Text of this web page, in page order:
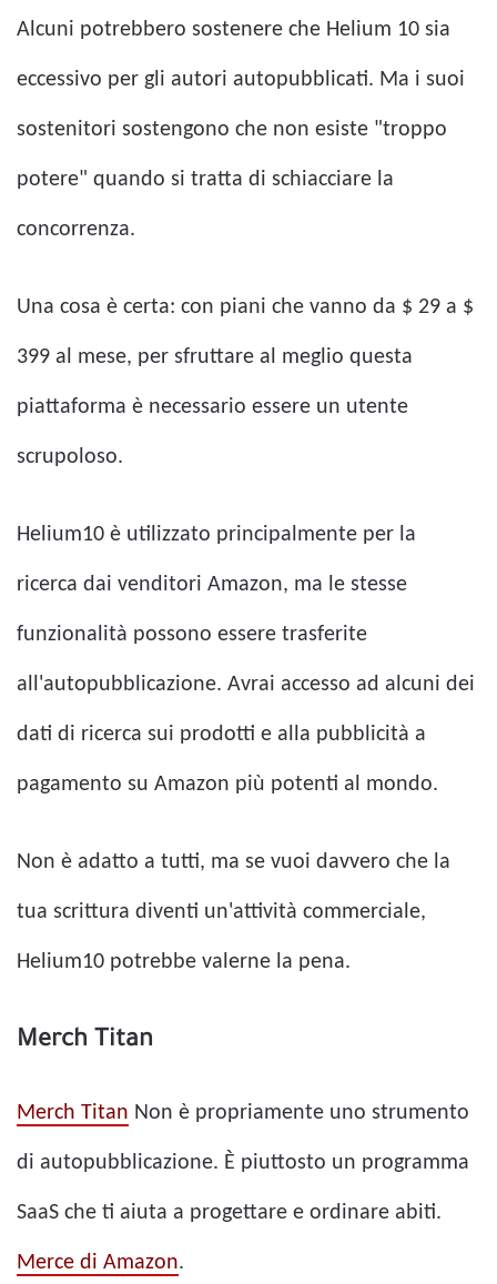
Alcuni potrebbero sostenere che Helium 10 sia
eccessivo per gli autori autopubblicati. Ma i suoi
sostenitori sostengono che non esiste "troppo
potere" quando si tratta di schiacciare la
concorrenza.
Una cosa è certa: con piani che vanno da $ 29 a $
399 al mese, per sfruttare al meglio questa
piattaforma è necessario essere un utente
scrupoloso.
Helium10 è utilizzato principalmente per la
ricerca dai venditori Amazon, ma le stesse
funzionalità possono essere trasferite
all'autopubblicazione. Avrai accesso ad alcuni dei
dati di ricerca sui prodotti e alla pubblicità a
pagamento su Amazon più potenti al mondo.
Non è adatto a tutti, ma se vuoi davvero che la
tua scrittura diventi un'attività commerciale,
Helium10 potrebbe valerne la pena.
Merch Titan
Merch Titan Non è propriamente uno strumento
di autopubblicazione. È piuttosto un programma
SaaS che ti aiuta a progettare e ordinare abiti.
Merce di Amazon.